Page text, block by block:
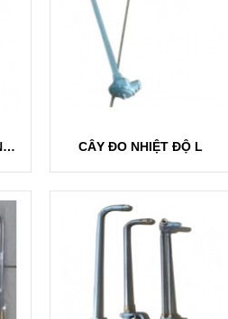
ỐNG BẢO VỆ CÂY ĐO NHIỆT ĐỘ CÁC LOẠI CÂY ĐO NHIỆT ĐỘ L